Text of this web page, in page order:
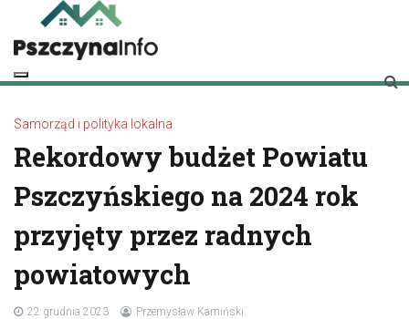
content
pszczynainfo.pl
Twoje źródło informacji o Pszczynie
Samorząd i polityka lokalna
Rekordowy budżet Powiatu
Pszczyńskiego na 2024 rok
przyjęty przez radnych
powiatowych
22 grudnia 2023 Przemysław Kamiński